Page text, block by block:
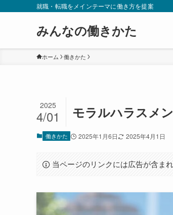
就職・転職をメインテーマに働き方を提案
みんなの働きかた
ホーム 働きかた
モラルハラスメ
2025
4/01
働きかた 2025年1月6日 2025年4月1日
当ページのリンクには広告が含まれ